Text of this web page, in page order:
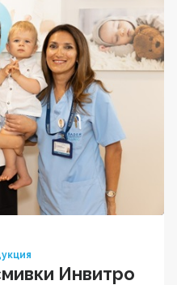
Инвитро